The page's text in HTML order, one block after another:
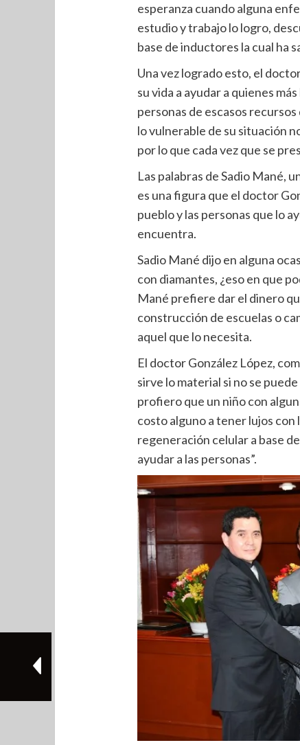
esperanza cuando alguna
estudio y trabajo lo logro,
base de inductores la cual ha
Una vez logrado esto, el
su vida a ayudar a quienes
personas de escasos
lo vulnerable de su situación
por lo que cada vez que se
Las palabras de Sadio Mané,
es una figura que el doctor
pueblo y las personas que lo
encuentra.
Sadio Mané dijo en alguna
con diamantes, ¿eso en que
Mané prefiere dar el dinero
construcción de escuelas o
aquel que lo necesita.
El doctor González López,
sirve lo material si no se
profiero que un niño con
costo alguno a tener lujos con
regeneración celular a base
ayudar a las personas”.